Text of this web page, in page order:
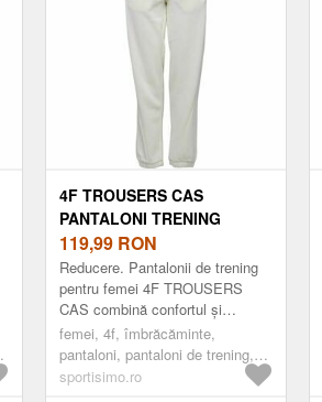
4F TROUSERS CAS
PANTALONI TRENING
FEMEI, ALB, MĂRIME
119,99 RON
Reducere. Pantalonii de trening
pentru femei 4F TROUSERS
CAS combină confortul și
caracterul practic pentru activități
de timp liber și relaxare.
Materialul ...
femei, 4f, îmbrăcăminte,
pantaloni, pantaloni de trening,
fashion, alb
sportisimo.ro